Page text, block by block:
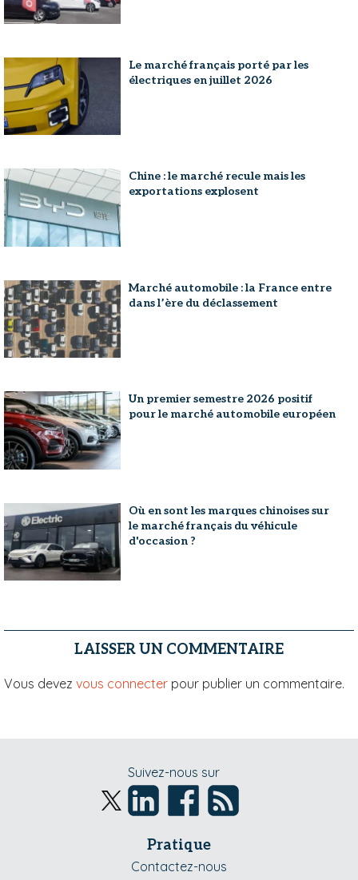
Le marché français porté par les
électriques en juillet 2026
Chine : le marché recule mais les
exportations explosent
Marché automobile : la France entre
dans l’ère du déclassement
Un premier semestre 2026 positif
pour le marché automobile européen
Où en sont les marques chinoises sur
le marché français du véhicule
d'occasion ?
LAISSER UN COMMENTAIRE
Vous devez vous connecter pour publier un commentaire.
Suivez-nous sur
Pratique
Contactez-nous